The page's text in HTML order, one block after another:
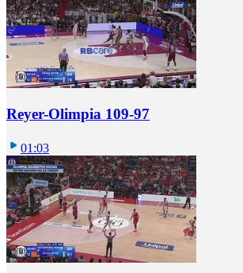
Reyer-Olimpia 109-97
01:03